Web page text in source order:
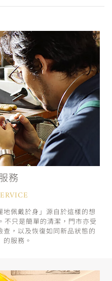
務
地佩戴於身」源自於這樣的想
不只是簡單的清潔，門市亦受
，以及恢復如同新品狀態的
服務。